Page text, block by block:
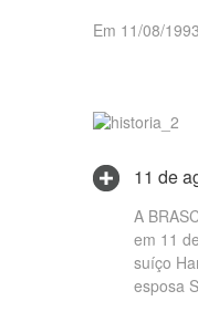
Em 11/08/
11 de
A
em 11
suíço
esposa